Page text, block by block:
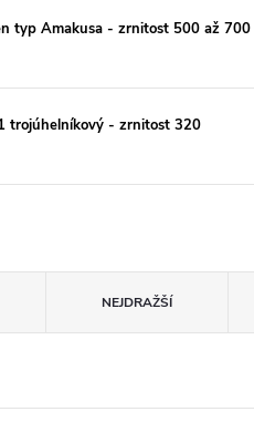
typ Amakusa - zrnitost 500 až 700
trojúhelníkový - zrnitost 320
NEJDRAŽŠÍ